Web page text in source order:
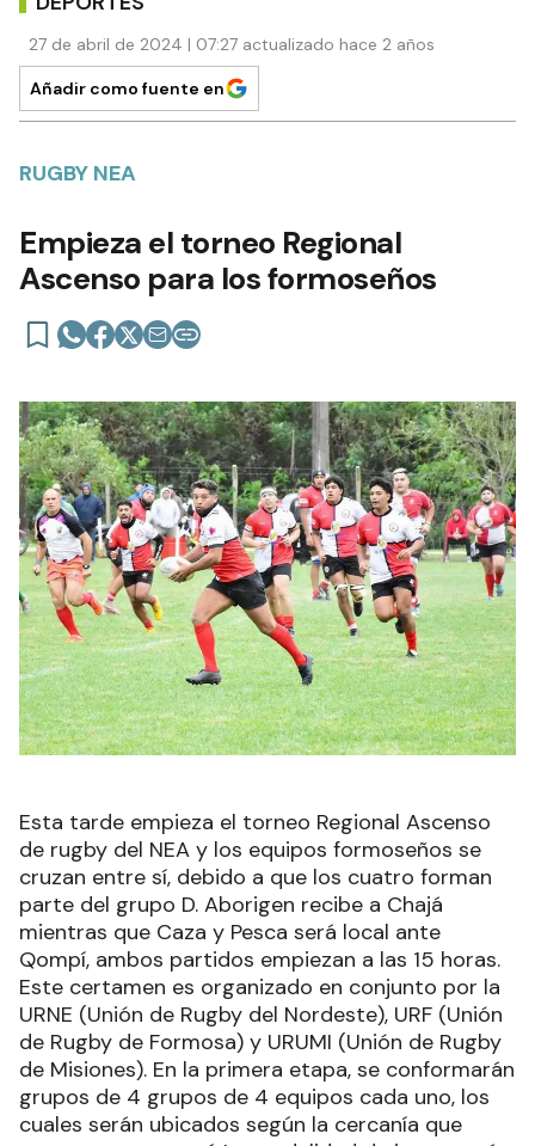
27 de abril de 2024 | 07:27 actualizado hace 2 años
Añadir como fuente en
RUGBY NEA
Empieza el torneo Regional
Ascenso para los formoseños
Esta tarde empieza el torneo Regional Ascenso
de rugby del NEA y los equipos formoseños se
cruzan entre sí, debido a que los cuatro forman
parte del grupo D. Aborigen recibe a Chajá
mientras que Caza y Pesca será local ante
Qompí, ambos partidos empiezan a las 15 horas.
Este certamen es organizado en conjunto por la
URNE (Unión de Rugby del Nordeste), URF (Unión
de Rugby de Formosa) y URUMI (Unión de Rugby
de Misiones). En la primera etapa, se conformarán
grupos de 4 grupos de 4 equipos cada uno, los
cuales serán ubicados según la cercanía que